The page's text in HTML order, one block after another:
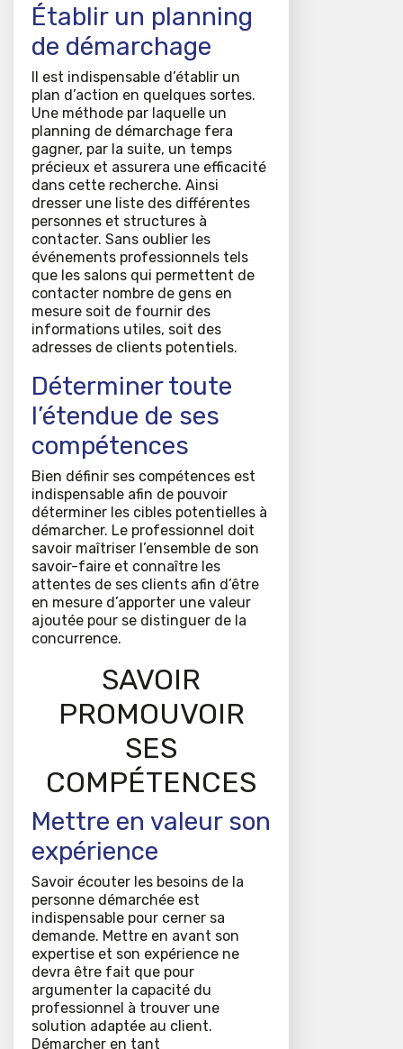
Établir un planning
de démarchage
Il est indispensable d’établir un
plan d’action en quelques sortes.
Une méthode par laquelle un
planning de démarchage fera
gagner, par la suite, un temps
précieux et assurera une efficacité
dans cette recherche. Ainsi
dresser une liste des différentes
personnes et structures à
contacter. Sans oublier les
événements professionnels tels
que les salons qui permettent de
contacter nombre de gens en
mesure soit de fournir des
informations utiles, soit des
adresses de clients potentiels.
Déterminer toute
l’étendue de ses
compétences
Bien définir ses compétences est
indispensable afin de pouvoir
déterminer les cibles potentielles à
démarcher. Le professionnel doit
savoir maîtriser l’ensemble de son
savoir-faire et connaître les
attentes de ses clients afin d’être
en mesure d’apporter une valeur
ajoutée pour se distinguer de la
concurrence.
SAVOIR
PROMOUVOIR
SES
COMPÉTENCES
Mettre en valeur son
expérience
Savoir écouter les besoins de la
personne démarchée est
indispensable pour cerner sa
demande. Mettre en avant son
expertise et son expérience ne
devra être fait que pour
argumenter la capacité du
professionnel à trouver une
solution adaptée au client.
Démarcher en tant